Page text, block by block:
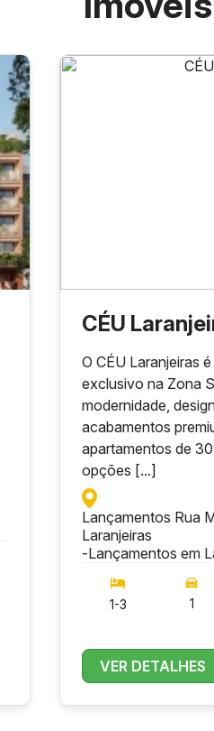
CÉU
O CÉU Laranjeiras
exclusivo na Zona
modernidade,
acabamentos
apartamentos de 30
opções [...]
Lançamentos Rua
Laranjeiras
-Lançamentos em
1-3 1
VER DETALHES